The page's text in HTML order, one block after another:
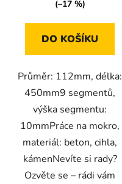
(–17 %)
DO KOŠÍKU
Průměr: 112mm, délka:
450mm9 segmentů,
výška segmentu:
10mmPráce na mokro,
materiál: beton, cihla,
kámenNevíte si rady?
Ozvěte se – rádi vám